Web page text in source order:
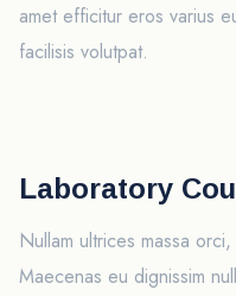
amet efficitur eros varius
facilisis volutpat.
Laboratory
Nullam ultrices massa
Maecenas eu dignissim